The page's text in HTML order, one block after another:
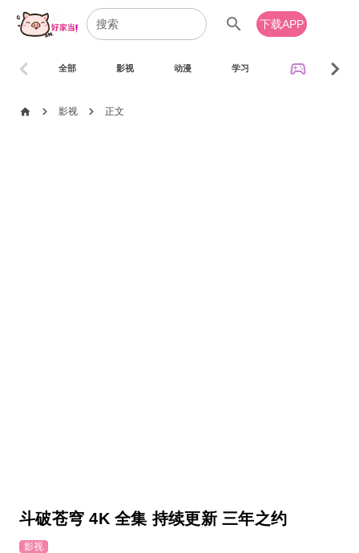
search 下载APP
全部 影视 动漫 学习 sports_esports
chevron_left chevron_right
home chevron_right 影视 chevron_right 正文
斗破苍穹 4K 全集 持续更新 三年之约
影视